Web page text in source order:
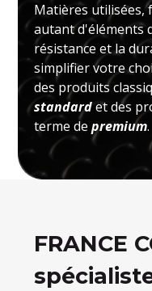
Matières utilisées,
autant d'éléments
résistance et la
simplifier votre
des produits
standardet des
terme depremium.
FRANCE